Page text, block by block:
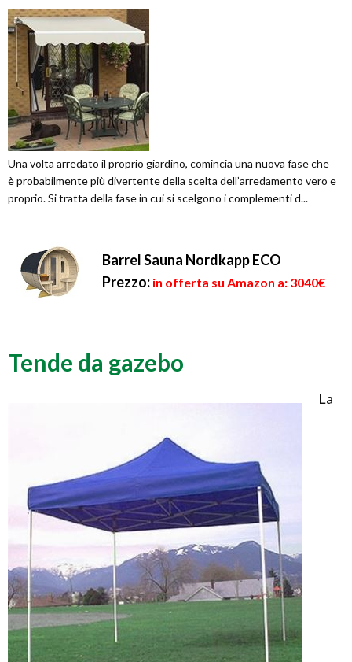
Una volta arredato il proprio giardino, comincia una nuova fase che
è probabilmente più divertente della scelta dell’arredamento vero e
proprio. Si tratta della fase in cui si scelgono i complementi d...
Barrel Sauna Nordkapp ECO
Prezzo: in offerta su Amazon a: 3040€
Tende da gazebo
La